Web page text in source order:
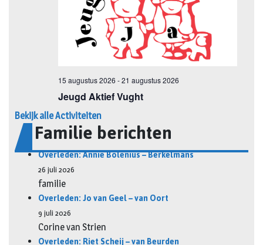
Bekijk alle Activiteiten
Familie berichten
Overleden: Annie Bolenius – Berkelmans
26 juli 2026
familie
Overleden: Jo van Geel – van Oort
9 juli 2026
Corine van Strien
Overleden: Riet Scheij – van Beurden